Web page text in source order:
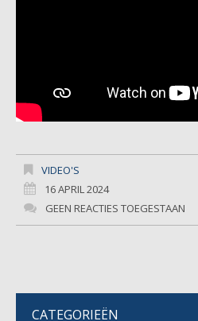
VIDEO'S
16 APRIL 2024
GEEN REACTIES TOEGESTAAN
CATEGORIEËN